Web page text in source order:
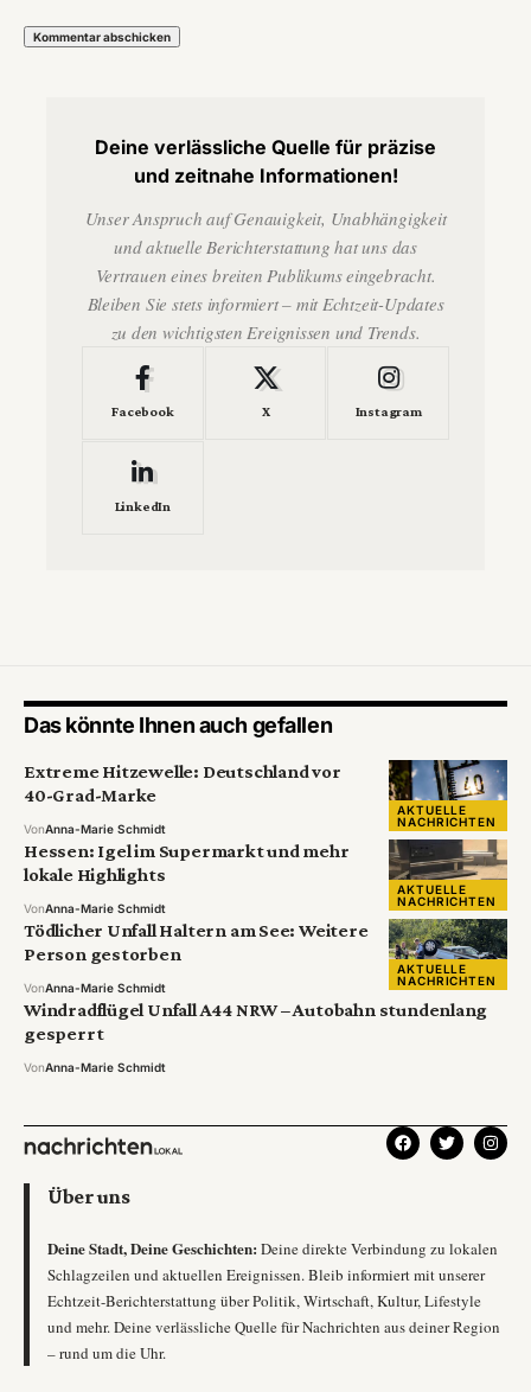
Deine verlässliche Quelle für präzise
und zeitnahe Informationen!
Unser Anspruch auf Genauigkeit, Unabhängigkeit
und aktuelle Berichterstattung hat uns das
Vertrauen eines breiten Publikums eingebracht.
Bleiben Sie stets informiert – mit Echtzeit-Updates
zu den wichtigsten Ereignissen und Trends.
Facebook X Instagram
LinkedIn
Das könnte Ihnen auch gefallen
AKTUELLE
NACHRICHTEN
Extreme Hitzewelle: Deutschland vor
40-Grad-Marke
VonAnna-Marie Schmidt
AKTUELLE
NACHRICHTEN
Hessen: Igel im Supermarkt und mehr
lokale Highlights
VonAnna-Marie Schmidt
AKTUELLE
NACHRICHTEN
Tödlicher Unfall Haltern am See: Weitere
Person gestorben
VonAnna-Marie Schmidt
Windradflügel Unfall A44 NRW – Autobahn stundenlang
gesperrt
VonAnna-Marie Schmidt
Über uns
Deine Stadt, Deine Geschichten: Deine direkte Verbindung zu lokalen
Schlagzeilen und aktuellen Ereignissen. Bleib informiert mit unserer
Echtzeit-Berichterstattung über Politik, Wirtschaft, Kultur, Lifestyle
und mehr. Deine verlässliche Quelle für Nachrichten aus deiner Region
– rund um die Uhr.